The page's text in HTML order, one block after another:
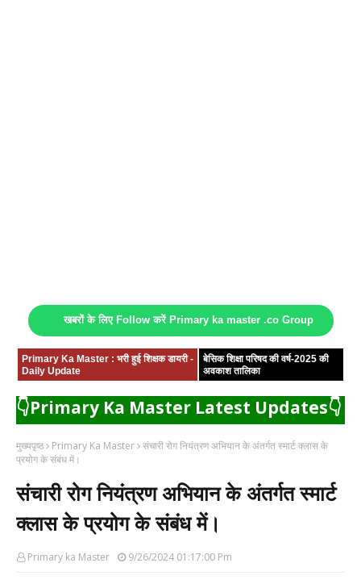
खबरों के लिए Follow करें Primary ka master .co Group
Primary Ka Master : भरी हुई शिक्षक डायरी -
Daily Update
बेसिक शिक्षा परिषद की वर्ष-2025 की
अवकाश तालिका
👇Primary Ka Master Latest Updates👇
मुख्यपृष्ठ Primary Ka Master संचारी रोग नियंत्रण अभियान के अंतर्गत स्मार्ट क्लास के
प्रयोग के संबंध में।
संचारी रोग नियंत्रण अभियान के अंतर्गत स्मार्ट
क्लास के प्रयोग के संबंध में।
Primary ka Master 9/26/2024 01:17:00 Pm